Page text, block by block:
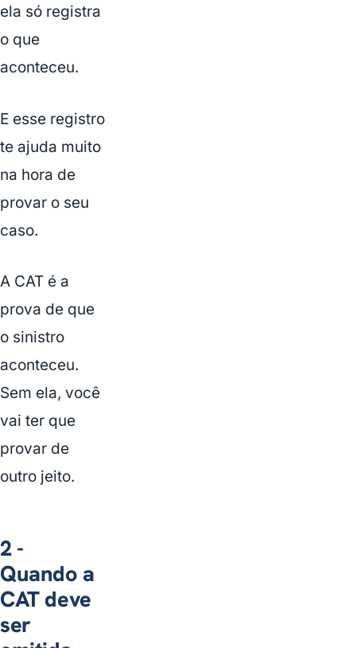
ela só registra
o que
aconteceu.
E esse registro
te ajuda muito
na hora de
provar o seu
caso.
A CAT é a
prova de que
o sinistro
aconteceu.
Sem ela, você
vai ter que
provar de
outro jeito.
2 -
Quando a
CAT deve
ser